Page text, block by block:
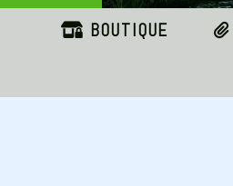
BOUTIQUE